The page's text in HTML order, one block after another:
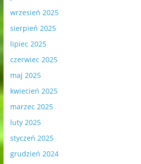
wrzesień 2025
sierpień 2025
lipiec 2025
czerwiec 2025
maj 2025
kwiecień 2025
marzec 2025
luty 2025
styczeń 2025
grudzień 2024